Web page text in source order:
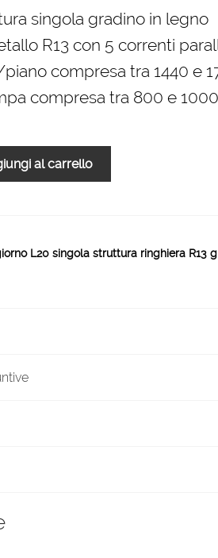
originale
era:
2.156,00 €.
attuale
è:
1.455,00 €.
singola gradino in legno
R13 con 5 correnti
compresa tra 1440 e
compresa tra 800 e
al carrello
L20 singola struttura ringhiera R13